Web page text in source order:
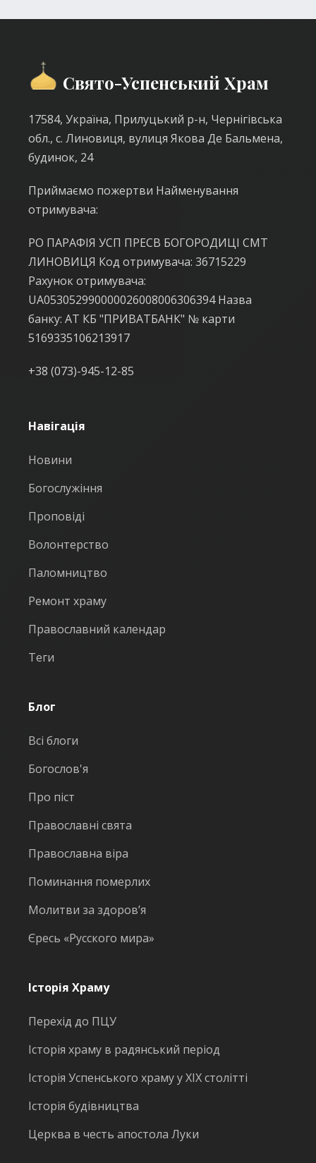
Свято-Успенський Храм
17584, Україна, Прилуцький р-н, Чернігівська
обл., с. Линовиця, вулиця Якова Де Бальмена,
будинок, 24
Приймаємо пожертви Найменування
отримувача:
РО ПАРАФІЯ УСП ПРЕСВ БОГОРОДИЦІ СМТ
ЛИНОВИЦЯ Код отримувача: 36715229
Рахунок отримувача:
UA053052990000026008006306394 Назва
банку: АТ КБ "ПРИВАТБАНК" № карти
5169335106213917
+38 (073)-945-12-85
Навігація
Новини
Богослужіння
Проповіді
Волонтерство
Паломництво
Ремонт храму
Православний календар
Теги
Блог
Всі блоги
Богослов'я
Про піст
Православні свята
Православна віра
Поминання померлих
Молитви за здоров’я
Єресь «Русского мира»
Історія Храму
Перехід до ПЦУ
Історія храму в радянський період
Історія Успенського храму у ХІХ столітті
Історія будівництва
Церква в честь апостола Луки